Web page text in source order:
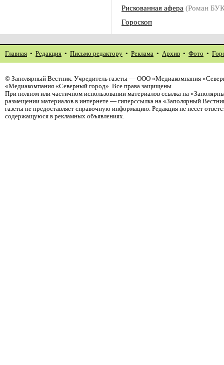
Рискованная афера (Роман
Гороскоп
Главная • Редакция • Письмо редактору • Реклама • Архив • Фото •
© Заполярный Вестник. Учредитель газеты — ООО «Медиакомпания
«Медиакомпания «Северный город». Все права защищены.
При полном или частичном использовании материалов ссылка на
размещении материалов в интернете — гиперссылка на «Заполярный
газеты не предоставляет справочную информацию. Редакция не несет
содержащуюся в рекламных объявлениях.